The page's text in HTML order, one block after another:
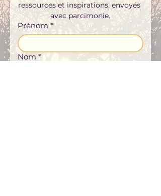
ressources et inspirations, envoyés
avec parcimonie.
Prénom *
Nom *